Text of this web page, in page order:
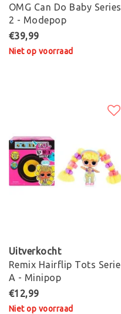
OMG Can Do Baby Series
2 - Modepop
€39,99
Niet op voorraad
Uitverkocht
Remix Hairflip Tots Serie
A - Minipop
€12,99
Niet op voorraad